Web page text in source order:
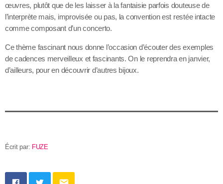
œuvres, plutôt que de les laisser à la fantaisie parfois douteuse de
l’interprète mais, improvisée ou pas, la convention est restée intacte
comme composant d’un concerto.
Ce thème fascinant nous donne l’occasion d’écouter des exemples
de cadences merveilleux et fascinants. On le reprendra en janvier,
d’ailleurs, pour en découvrir d’autres bijoux.
Écrit par: FUZE